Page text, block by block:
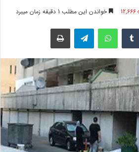
12,666 خواندن این مطلب 1 دقیقه زمان میبرد
واتس آپ